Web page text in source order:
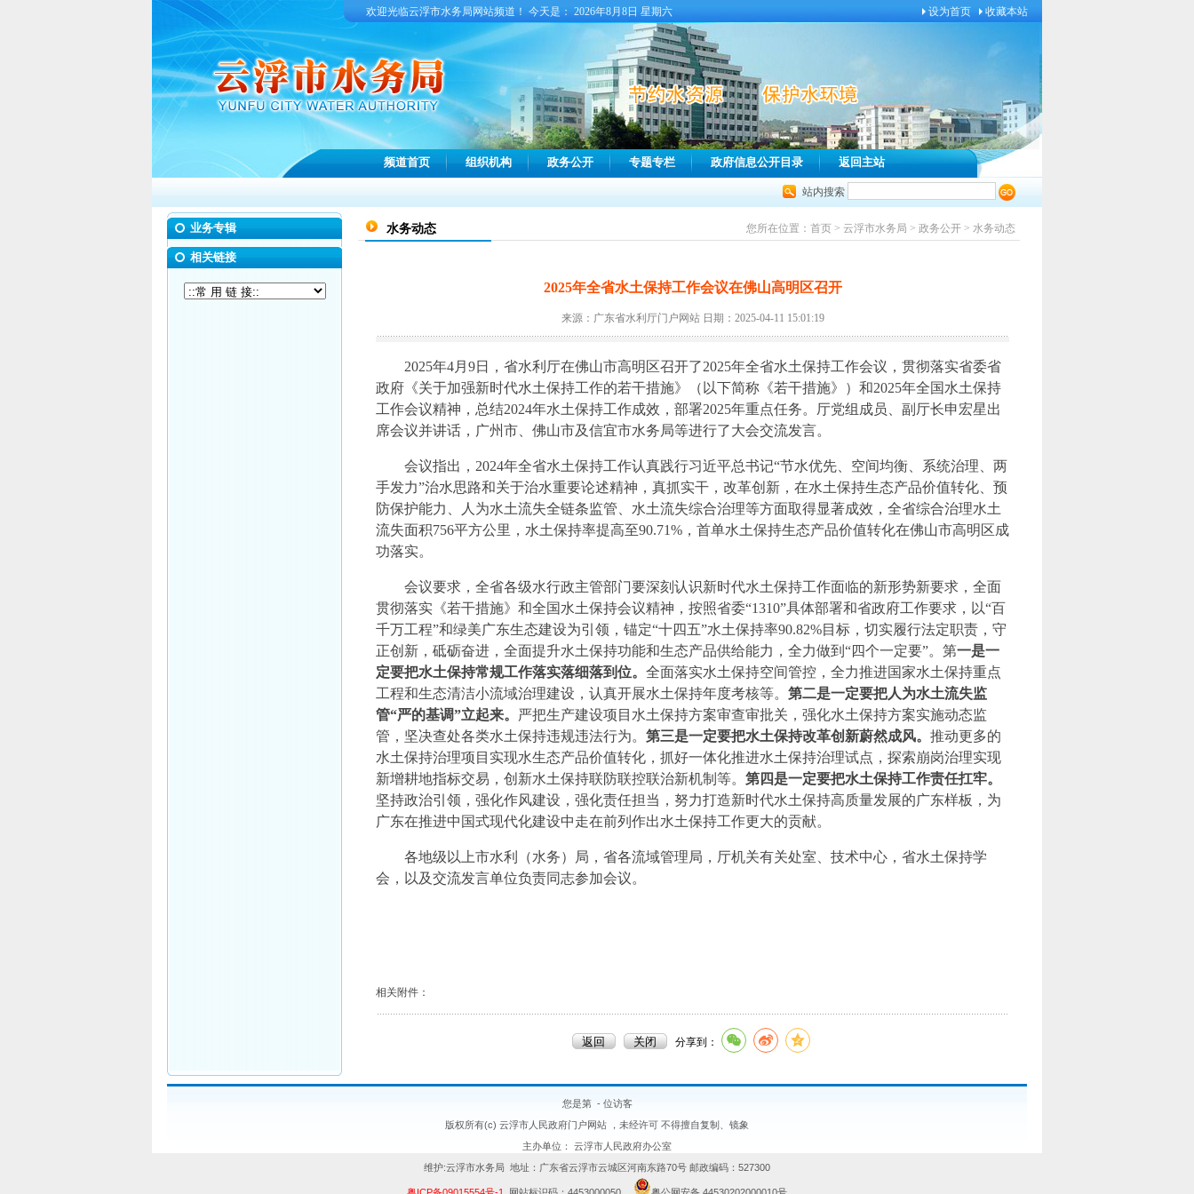
设为首页 收藏本站
欢迎光临云浮市水务局网站频道！ 今天是： 2026年8月8日 星期六
频道首页 组织机构 政务公开 专题专栏 政府信息公开目录 返回主站
站内搜索
业务专辑
相关链接
水务动态 您所在位置： 首页 > 云浮市水务局 > 政务公开 > 水务动态
2025年全省水土保持工作会议在佛山高明区召开
来源：广东省水利厅门户网站 日期：2025-04-11 15:01:19
2025年4月9日，省水利厅在佛山市高明区召开了2025年全省水土保持工作会议，贯彻落实省委省
政府《关于加强新时代水土保持工作的若干措施》（以下简称《若干措施》）和2025年全国水土保持
工作会议精神，总结2024年水土保持工作成效，部署2025年重点任务。厅党组成员、副厅长申宏星出
席会议并讲话，广州市、佛山市及信宜市水务局等进行了大会交流发言。
会议指出，2024年全省水土保持工作认真践行习近平总书记“节水优先、空间均衡、系统治理、两
手发力”治水思路和关于治水重要论述精神，真抓实干，改革创新，在水土保持生态产品价值转化、预
防保护能力、人为水土流失全链条监管、水土流失综合治理等方面取得显著成效，全省综合治理水土
流失面积756平方公里，水土保持率提高至90.71%，首单水土保持生态产品价值转化在佛山市高明区成
功落实。
会议要求，全省各级水行政主管部门要深刻认识新时代水土保持工作面临的新形势新要求，全面
贯彻落实《若干措施》和全国水土保持会议精神，按照省委“1310”具体部署和省政府工作要求，以“百
千万工程”和绿美广东生态建设为引领，锚定“十四五”水土保持率90.82%目标，切实履行法定职责，守
正创新，砥砺奋进，全面提升水土保持功能和生态产品供给能力，全力做到“四个一定要”。第一是一
定要把水土保持常规工作落实落细落到位。 全面落实水土保持空间管控，全力推进国家水土保持重点
工程和生态清洁小流域治理建设，认真开展水土保持年度考核等。 第二是一定要把人为水土流失监
管“严的基调”立起来。 严把生产建设项目水土保持方案审查审批关，强化水土保持方案实施动态监
管，坚决查处各类水土保持违规违法行为。 第三是一定要把水土保持改革创新蔚然成风。 推动更多的
水土保持治理项目实现水生态产品价值转化，抓好一体化推进水土保持治理试点，探索崩岗治理实现
新增耕地指标交易，创新水土保持联防联控联治新机制等。 第四是一定要把水土保持工作责任扛牢。
坚持政治引领，强化作风建设，强化责任担当，努力打造新时代水土保持高质量发展的广东样板，为
广东在推进中国式现代化建设中走在前列作出水土保持工作更大的贡献。
各地级以上市水利（水务）局，省各流域管理局，厅机关有关处室、技术中心，省水土保持学
会，以及交流发言单位负责同志参加会议。
相关附件：
分享到：
您是第 -位访客
版权所有(c) 云浮市人民政府门户网站 ，未经许可 不得擅自复制、镜象
主办单位： 云浮市人民政府办公室
维护:云浮市水务局 地址：广东省云浮市云城区河南东路70号 邮政编码：527300